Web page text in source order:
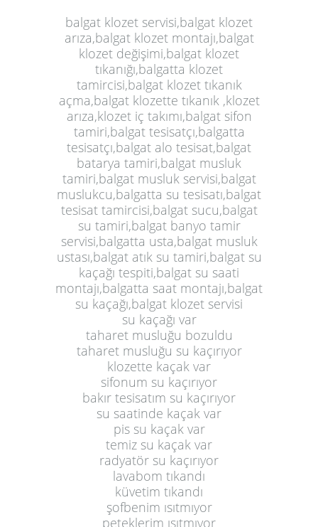
balgat klozet servisi,balgat klozet
arıza,balgat klozet montajı,balgat
klozet değişimi,balgat klozet
tıkanığı,balgatta klozet
tamircisi,balgat klozet tıkanık
açma,balgat klozette tıkanık ,klozet
arıza,klozet iç takımı,balgat sifon
tamiri,balgat tesisatçı,balgatta
tesisatçı,balgat alo tesisat,balgat
batarya tamiri,balgat musluk
tamiri,balgat musluk servisi,balgat
muslukcu,balgatta su tesisatı,balgat
tesisat tamircisi,balgat sucu,balgat
su tamiri,balgat banyo tamir
servisi,balgatta usta,balgat musluk
ustası,balgat atık su tamiri,balgat su
kaçağı tespiti,balgat su saati
montajı,balgatta saat montajı,balgat
su kaçağı,balgat klozet servisi
su kaçağı var
taharet musluğu bozuldu
taharet musluğu su kaçırıyor
klozette kaçak var
sifonum su kaçırıyor
bakır tesisatım su kaçırıyor
su saatinde kaçak var
pis su kaçak var
temiz su kaçak var
radyatör su kaçırıyor
lavabom tıkandı
küvetim tıkandı
şofbenim ısıtmıyor
peteklerim ısıtmıyor